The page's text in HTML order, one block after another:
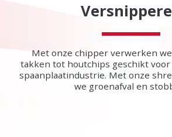
Met onze chipper verwerken
takken tot houtchips geschikt voor
spaanplaatindustrie. Met onze
we groenafval en